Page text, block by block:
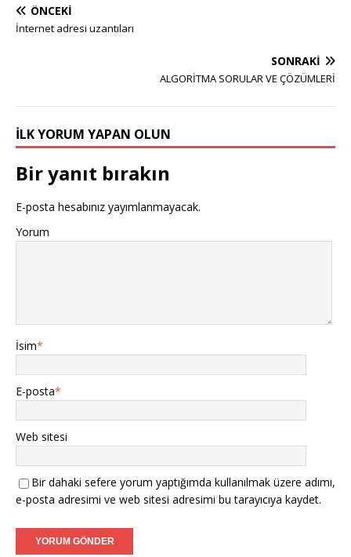
ÖNCEKI
İnternet adresi uzantıları
SONRAKI
ALGORİTMA SORULAR VE ÇÖZÜMLERİ
İLK YORUM YAPAN OLUN
Bir yanıt bırakın
E-posta hesabınız yayımlanmayacak.
Yorum
İsim*
E-posta*
Web sitesi
Bir dahaki sefere yorum yaptığımda kullanılmak üzere adımı,
e-posta adresimi ve web sitesi adresimi bu tarayıcıya kaydet.